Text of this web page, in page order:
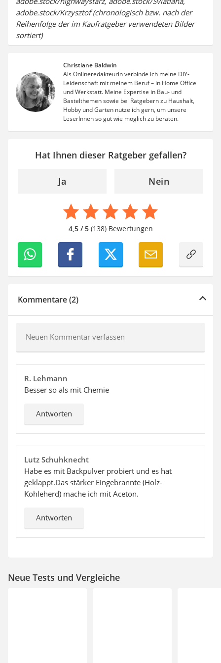
adobe.stock/Krzysztof (chronologisch bzw. nach der
Reihenfolge der im Kaufratgeber verwendeten Bilder
sortiert)
Christiane Baldwin
Als Onlineredakteurin verbinde ich meine DIY-
Leidenschaft mit meinem Beruf – in Home Office
und Werkstatt. Meine Expertise in Bau- und
Bastelthemen sowie bei Ratgebern zu Haushalt,
Hobby und Garten nutze ich gern, um unsere
LeserInnen so gut wie möglich zu beraten.
Hat Ihnen dieser Ratgeber gefallen?
Ja Nein
4,5 / 5(138) Bewertungen
Kommentare (2)
Neuen Kommentar verfassen
R. Lehmann
Besser so als mit Chemie
Antworten
Lutz Schuhknecht
Habe es mit Backpulver probiert und es hat
geklappt.Das stärker Eingebrannte (Holz-
Kohleherd) mache ich mit Aceton.
Antworten
Neue Tests und Vergleiche